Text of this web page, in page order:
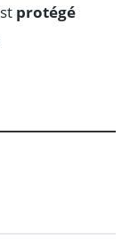
protégé